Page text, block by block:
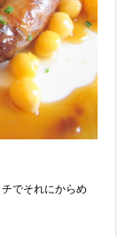
でそれにからめ